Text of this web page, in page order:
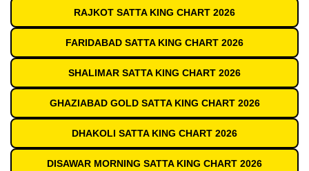
RAJKOT SATTA KING CHART 2026
FARIDABAD SATTA KING CHART 2026
SHALIMAR SATTA KING CHART 2026
GHAZIABAD GOLD SATTA KING CHART 2026
DHAKOLI SATTA KING CHART 2026
DISAWAR MORNING SATTA KING CHART 2026